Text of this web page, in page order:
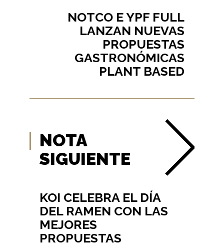
NOTCO E YPF FULL
LANZAN NUEVAS
PROPUESTAS
GASTRONÓMICAS
PLANT BASED
NOTA
SIGUIENTE
KOI CELEBRA EL DÍA
DEL RAMEN CON LAS
MEJORES
PROPUESTAS